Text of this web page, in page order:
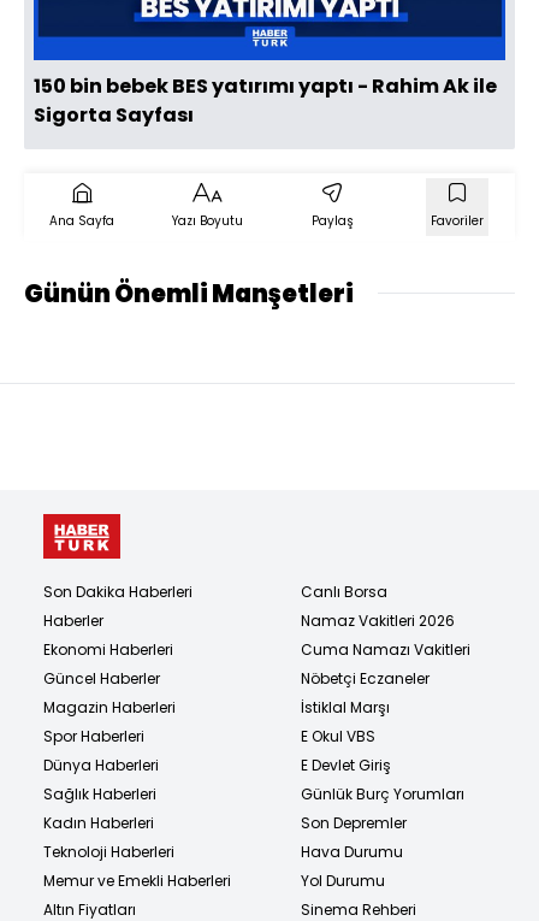
150 bin bebek BES yatırımı yaptı - Rahim Ak ile
Sigorta Sayfası
Ana Sayfa Yazı Boyutu Paylaş Favoriler
Günün Önemli Manşetleri
Son Dakika Haberleri
Haberler
Ekonomi Haberleri
Güncel Haberler
Magazin Haberleri
Spor Haberleri
Dünya Haberleri
Sağlık Haberleri
Kadın Haberleri
Teknoloji Haberleri
Memur ve Emekli Haberleri
Altın Fiyatları
Canlı Borsa
Namaz Vakitleri 2026
Cuma Namazı Vakitleri
Nöbetçi Eczaneler
İstiklal Marşı
E Okul VBS
E Devlet Giriş
Günlük Burç Yorumları
Son Depremler
Hava Durumu
Yol Durumu
Sinema Rehberi